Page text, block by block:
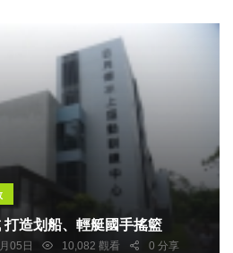
打造划船、輕艇國手搖籃
05日 10,082 觀看 0 分享